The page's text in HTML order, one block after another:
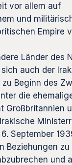
vor allem auf
und
Empire
Länder des
auch der
zu Beginn des
die
Großbritannien
September
Beziehungen zu
und